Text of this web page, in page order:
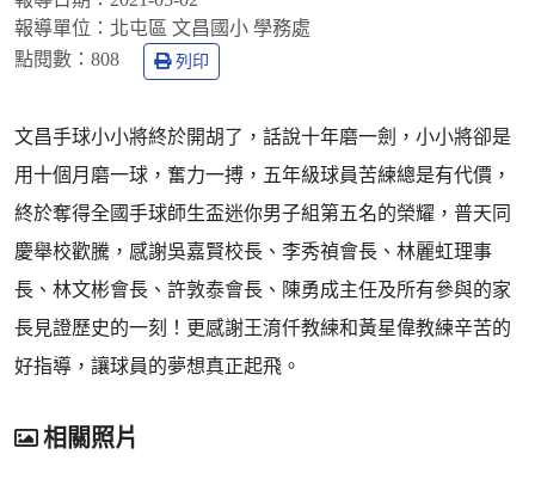
報導單位： 北屯區 文昌國小 學務處
點閱數： 808 列印
文昌手球小小將終於開胡了，話說十年磨一劍，小小將卻是
用十個月磨一球，奮力一搏，五年級球員苦練總是有代價，
終於奪得全國手球師生盃迷你男子組第五名的榮耀，普天同
慶舉校歡騰，感謝吳嘉賢校長、李秀禎會長、林麗虹理事
長、林文彬會長、許敦泰會長、陳勇成主任及所有參與的家
長見證歷史的一刻！更感謝王淯仟教練和黃星偉教練辛苦的
好指導，讓球員的夢想真正起飛。
相關照片